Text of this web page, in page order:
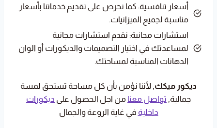
أسعار تنافسية: كما نحرص على تقديم خدماتنا بأسعار
مناسبة لجميع الميزانيات.
استشارات مجانية: نقدم استشارات مجانية
لمساعدتك في اختيار التصميمات والديكورات أو الوان
الدهانات المناسبة لمساحتك.
ديكور ميكك, لأننا نؤمن بأن كل مساحة تستحق لمسة
جمالية, تواصل معنا من اجل الحصول على ديكورات
داخلية في غاية الروعة والجمال